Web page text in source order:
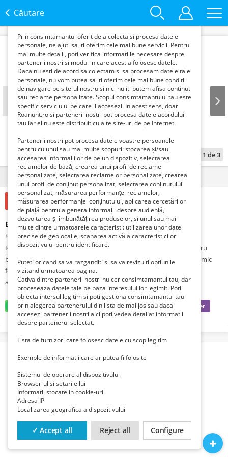
Căutare
1 de3
Detalii Contact
1 Lei
Biberon din sticla ergonomic S-Difrax 250 ml
Romania, Maramures, Baia Mare, Publicat 3 săptămâni în urmă
Race Kids va ofera accesorii hranire de cea mai buna calitate pentru
bebelusi si copii la preturi foarte avantajoase. Biberonul-S ergonomic
fabricat din sticla rezistenta. Biberonul-S ergonomic reduce riscul
aparitiei colicilor, regurgitarii si vomei.
date sunt folosite pentru analizarea traffic-ului pe site-ul
Prin consimtamantul oferit de a colecta si procesa datele
personale, ne ajuti sa iti oferim cele mai bune servicii. Pentru
mai multe detalii, poti verifica informatiile necesare despre
partenerii nostri si modul in care acestia folosesc datele.
Daca nu esti de acord sa colectam si sa procesam datele tale
personale, nu vom putea sa iti oferim cele mai bune conditii
de navigare pe site-ul nostru si nici nu iti putem afisa continut
sau reclame personalizate. Scopul consimtamantului tau este
specific serviciului pe care il accesezi. In acest sens, doar
Roanunt.ro si partenerii nostri pot procesa datele acordului
tau iar el nu este distribuit cu alte site-uri de pe Internet.
Partenerii nostri pot procesa datele voastre persoanele
pentru cu unul sau mai multe scopuri: stocarea și/sau
accesarea informațiilor de pe un dispozitiv, selectarea
reclamelor de bază, crearea unui profil de reclame
personalizate, selectarea reclamelor personalizate, crearea
unui profil de conținut personalizat, selectarea conținutului
personalizat, măsurarea performanței reclamelor,
măsurarea performanței conținutului, aplicarea cercetărilor
de piață pentru a genera informații despre audiență,
dezvoltarea și îmbunătățirea produselor, si unul sau mai
multe dintre urmatoarele caracteristi: utilizarea unor date
precise de geolocație, scanarea activă a caracteristicilor
dispozitivului pentru identificare.
Puteti oricand sa va razganditi si sa va revizuiti optiunile
vizitand urmatoarea pagina.
Cativa dintre partenerii nostri nu cer consimtamantul tau, dar
proceseaza datele tale pe baza interesului lor legimit. Poti
obiecta intersul legitim si poti gestiona consimtamantul tau
prin alegerea partenerului din lista de mai jos sau daca
accesezi partenerii nostri aici poti vedea detaliat informatii
despre partenerul selectat.
Lista de furnizori care folosesc datele cu scop legitim
Exemple de informatii care ar putea fi folosite
Sistemul de operare al dispozitivului
Browser-ul si setarile lui
Informatii stocate in cookie-uri
Adresa IP
Localizarea geografica a dispozitivului
✓ Accept all Reject all Configure